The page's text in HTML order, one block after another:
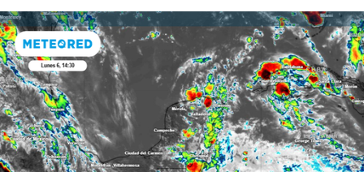
publicidad
de
1199